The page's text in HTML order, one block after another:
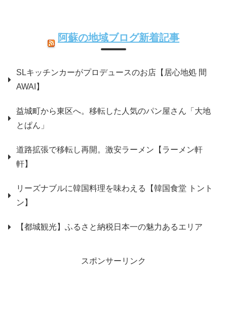
阿蘇の地域ブログ新着記事
SLキッチンカーがプロデュースのお店【居心地処 間
AWAI】
益城町から東区へ。移転した人気のパン屋さん「大地
とぱん」
道路拡張で移転し再開。激安ラーメン【ラーメン軒
軒】
リーズナブルに韓国料理を味わえる【韓国食堂 トント
ン】
【都城観光】ふるさと納税日本一の魅力あるエリア
スポンサーリンク